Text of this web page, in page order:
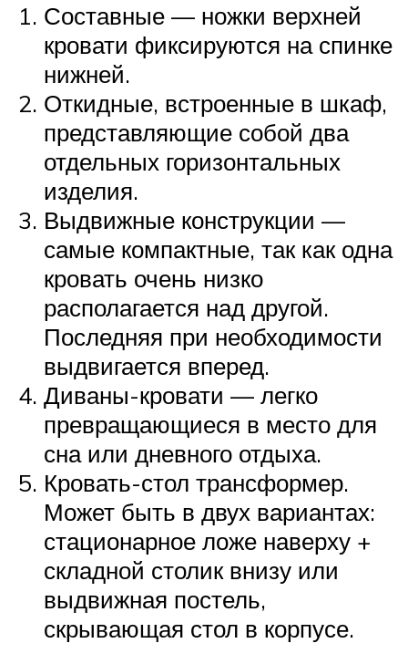
Составные — ножки верхней
кровати фиксируются на спинке
нижней.
Откидные, встроенные в шкаф,
представляющие собой два
отдельных горизонтальных
изделия.
Выдвижные конструкции —
самые компактные, так как одна
кровать очень низко
располагается над другой.
Последняя при необходимости
выдвигается вперед.
Диваны-кровати — легко
превращающиеся в место для
сна или дневного отдыха.
Кровать-стол трансформер.
Может быть в двух вариантах:
стационарное ложе наверху +
складной столик внизу или
выдвижная постель,
скрывающая стол в корпусе.